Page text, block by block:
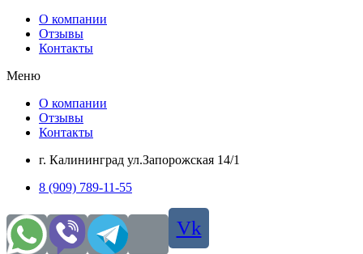
О компании
Отзывы
Контакты
Меню
О компании
Отзывы
Контакты
г. Калининград ул.Запорожская 14/1
8 (909) 789-11-55
Vk